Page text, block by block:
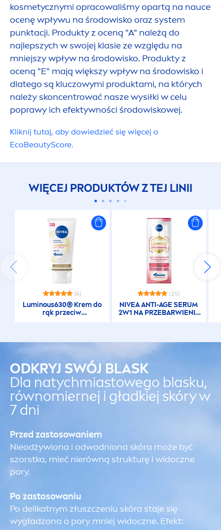
WPŁYW NA
kosmetycznymi opracowaliśmy opartą na nauce
ocenę wpływu na środowisko oraz system
punktacji. Produkty z oceną "A" należą do
najlepszych w swojej klasie ze względu na
mniejszy wpływ na środowisko. Produkty z
oceną "E" mają większy wpływ na środowisko i
dlatego są kluczowymi produktami, na których
należy skoncentrować nasze wysiłki w celu
poprawy ich efektywności środowiskowej.
Kliknij tutaj, aby dowiedzieć się więcej o
EcoBeautyScore.
WIĘCEJ PRODUKTÓW Z TEJ LINII
(4)
Luminous630® Krem do
rąk przeciw
(25)
NIVEAANTI-AGE SERUM
2W1 NA PRZEBARWIENIA
ODKRYJ SWÓJ BLASK
Dla natychmiastowego blasku,
równomiernej i gładkiej skóry w
7 dni
Przed zastosowaniem
Nieodżywiona i odwodniona skóra może być
szorstka, mieć nierówną strukturę i widoczne
pory.
Po zastosowaniu
Po delikatnym złuszczeniu skóra staje się
wygładzona a pory mniej widoczne. Efekt: